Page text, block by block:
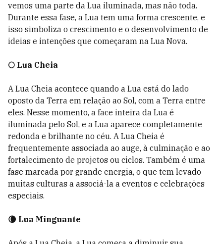
vemos uma parte da Lua iluminada, mas não toda.
Durante essa fase, a Lua tem uma forma crescente, e
isso simboliza o crescimento e o desenvolvimento de
ideias e intenções que começaram na Lua Nova.
🌕 Lua Cheia
A Lua Cheia acontece quando a Lua está do lado
oposto da Terra em relação ao Sol, com a Terra entre
eles. Nesse momento, a face inteira da Lua é
iluminada pelo Sol, e a Lua aparece completamente
redonda e brilhante no céu. A Lua Cheia é
frequentemente associada ao auge, à culminação e ao
fortalecimento de projetos ou ciclos. Também é uma
fase marcada por grande energia, o que tem levado
muitas culturas a associá-la a eventos e celebrações
especiais.
🌘 Lua Minguante